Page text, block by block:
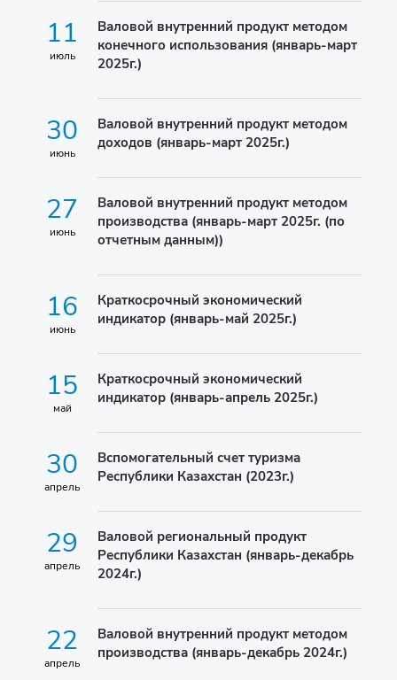
11
июль
Валовой внутренний продукт методом
конечного использования (январь-март
2025г.)
30
июнь
Валовой внутренний продукт методом
доходов (январь-март 2025г.)
27
июнь
Валовой внутренний продукт методом
производства (январь-март 2025г. (по
отчетным данным))
16
июнь
Краткосрочный экономический
индикатор (январь-май 2025г.)
15
май
Краткосрочный экономический
индикатор (январь-апрель 2025г.)
30
апрель
Вспомогательный счет туризма
Республики Казахстан (2023г.)
29
апрель
Валовой региональный продукт
Республики Казахстан (январь-декабрь
2024г.)
22
апрель
Валовой внутренний продукт методом
производства (январь-декабрь 2024г.)